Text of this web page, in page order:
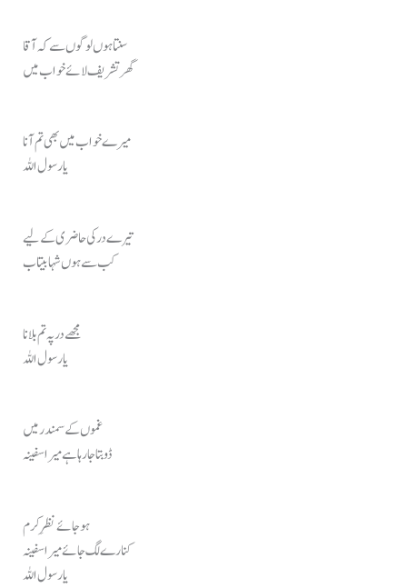
سنتا ہوں لوگوں سے کہ آقا
گھر تشریف لائے خواب میں
میرے خواب میں بھی تم آنا
یا رسول اللہ
تیرے در کی حاضری کے لیے
کب سے ہوں شہا بیتاب
مجھے در پہ تم بلانا
یا رسول اللہ
غموں کے سمندر میں
ڈوبتا جا رہا ہے میرا سفینہ
ہو جائے نظرِ کرم
کنارے لگ جائے میرا سفینہ
یا رسول اللہ